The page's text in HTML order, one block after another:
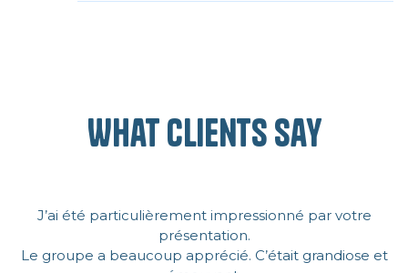
Not at all. I’ll take you inside my
What clients say
J’ai été particulièrement impressionné par votre
présentation.
Le groupe a beaucoup apprécié. C’était grandiose et